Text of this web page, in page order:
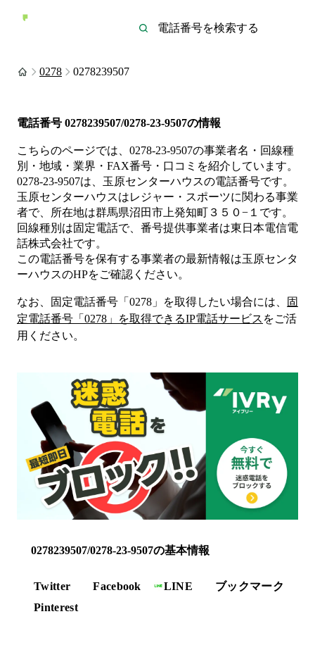
0278 0278239507
電話番号 0278239507/0278-23-9507の情報
こちらのページでは、 0278-23-9507の事業者名・回線種
別・地域・業界・FAX番号・口コミを紹介しています。
0278-23-9507は、 玉原センターハウスの電話番号です。
玉原センターハウスはレジャー・スポーツに関わる事業
者で、所在地は群馬県沼田市上発知町３５０−１ です。
回線種別は固定電話で、番号提供事業者は東日本電信電
話株式会社です。
この電話番号を保有する事業者の最新情報は玉原センタ
ーハウスのHPをご確認ください。
なお、固定電話番号「 0278 」を取得したい場合には、
固
定電話番号「 0278 」を取得できるIP電話サービス をご活
用ください。
0278239507/0278-23-9507の基本情報
Twitter Facebook LINE
ブックマーク
Pinterest